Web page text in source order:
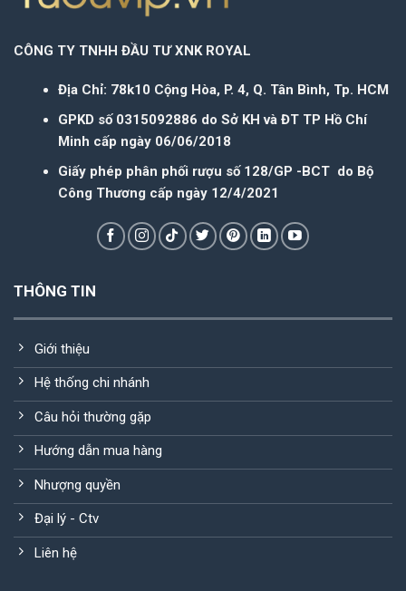
CÔNG TY TNHH ĐẦU TƯ XNK ROYAL
Địa Chỉ: 78k10 Cộng Hòa, P. 4, Q. Tân Bình, Tp. HCM
GPKD số 0315092886 do Sở KH và ĐT TP Hồ Chí
Minh cấp ngày 06/06/2018
Giấy phép phân phối rượu số 128/GP -BCT do Bộ
Công Thương cấp ngày 12/4/2021
THÔNG TIN
Giới thiệu
Hệ thống chi nhánh
Câu hỏi thường gặp
Hướng dẫn mua hàng
Nhượng quyền
Đại lý - Ctv
Liên hệ